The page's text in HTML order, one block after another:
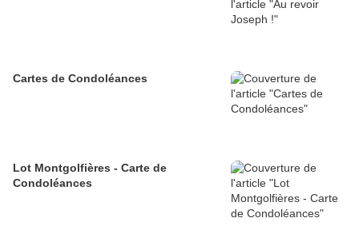
Cartes de Condoléances
Lot Montgolfières - Carte de
Condoléances